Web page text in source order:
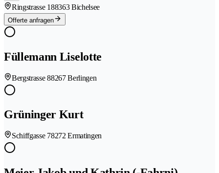
Ringstrasse 188363 Bichelsee
Offerte anfragen
Füllemann Liselotte
Bergstrasse 88267 Berlingen
Grüninger Kurt
Schiffgasse 78272 Ermatingen